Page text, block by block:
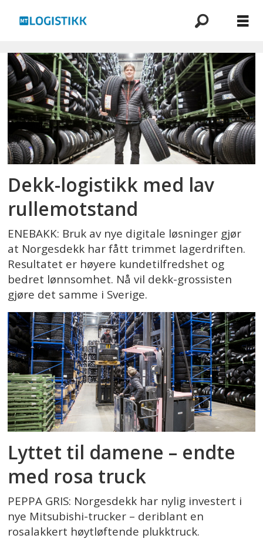
Emne:
norgesdekk
Dekk-logistikk med lav
rullemotstand
ENEBAKK: Bruk av nye digitale løsninger gjør
at Norgesdekk har fått trimmet lagerdriften.
Resultatet er høyere kundetilfredshet og
bedret lønnsomhet. Nå vil dekk-grossisten
gjøre det samme i Sverige.
Lyttet til damene – endte
med rosa truck
PEPPA GRIS: Norgesdekk har nylig investert i
nye Mitsubishi-trucker – deriblant en
rosalakkert høytløftende plukktruck.